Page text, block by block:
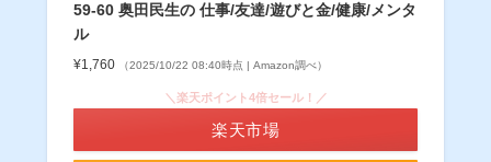
59-60 奥田民生の 仕事/友達/遊びと金/健康/メンタ
ル
¥1,760 （2025/10/22 08:40時点 | Amazon調べ）
＼楽天ポイント4倍セール！／
楽天市場